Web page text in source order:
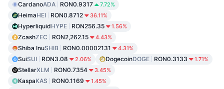
CardanoADA RON0.9317 7.72%
HeimaHEI RON0.8712 36.11%
HyperliquidHYPE RON256.35 1.56%
ZcashZEC RON2,262.15 4.43%
Shiba InuSHIB RON0.00002131 4.31%
SuiSUI RON3.08 2.06% DogecoinDOGE RON0.3133 1.71%
StellarXLM RON0.7354 3.45%
KaspaKAS RON0.1169 1.45%